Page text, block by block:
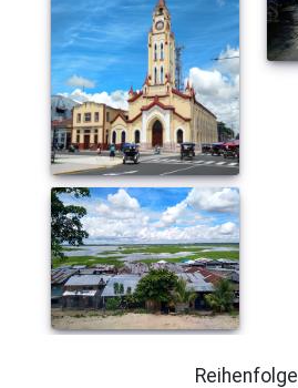
Reihenfolge